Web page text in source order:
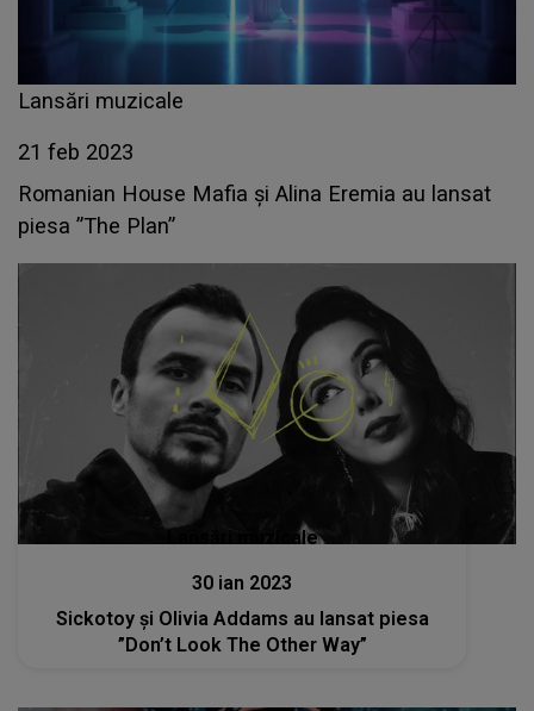
Lansări muzicale
21 feb 2023
Romanian House Mafia și Alina Eremia au lansat
piesa ”The Plan”
Lansări muzicale
30 ian 2023
Sickotoy și Olivia Addams au lansat piesa
”Don’t Look The Other Way”